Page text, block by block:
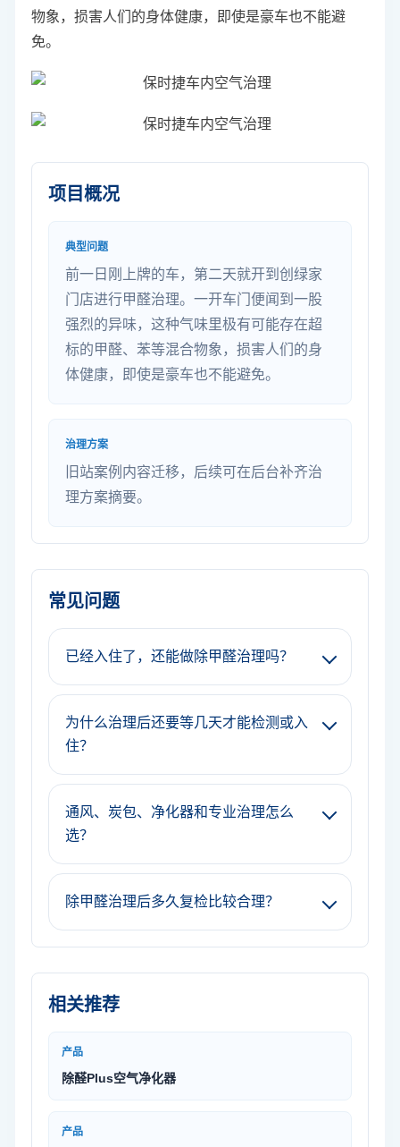
物象，损害人们的身体健康，即使是豪车也不能避
免。
项目概况
典型问题
前一日刚上牌的车，第二天就开到创绿家
门店进行甲醛治理。一开车门便闻到一股
强烈的异味，这种气味里极有可能存在超
标的甲醛、苯等混合物象，损害人们的身
体健康，即使是豪车也不能避免。
治理方案
旧站案例内容迁移，后续可在后台补齐治
理方案摘要。
常见问题
已经入住了，还能做除甲醛治理吗？
为什么治理后还要等几天才能检测或入
住？
通风、炭包、净化器和专业治理怎么
选？
除甲醛治理后多久复检比较合理？
相关推荐
产品
除醛Plus空气净化器
产品